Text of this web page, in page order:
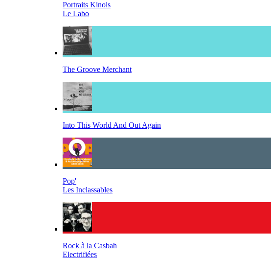
Portraits Kinois
Le Labo
The Groove Merchant
Into This World And Out Again
Pop'
Les Inclassables
Rock à la Casbah
Electrifiées